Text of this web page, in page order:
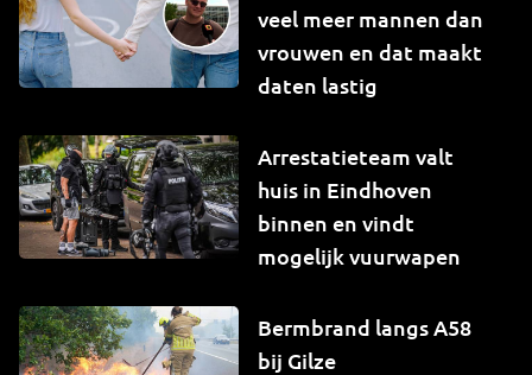
veel meer mannen dan
vrouwen en dat maakt
daten lastig
Arrestatieteam valt
huis in Eindhoven
binnen en vindt
mogelijk vuurwapen
Bermbrand langs A58
bij Gilze